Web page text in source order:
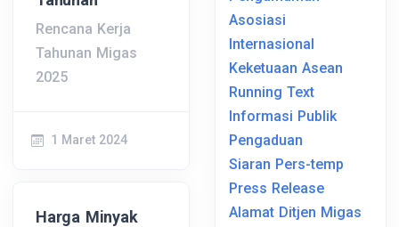
Asosiasi
Internasional
Keketuaan Asean
Running Text
Informasi Publik
Pengaduan
Siaran Pers-temp
Press Release
Alamat Ditjen Migas
Rencana Kerja
Tahunan Migas
2025
1 Maret 2024
Harga Minyak